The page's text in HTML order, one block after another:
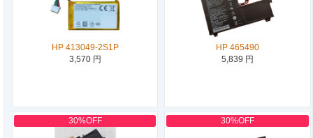
HP 413049-2S1P
3,570 円
HP 465490
5,839 円
30%OFF 30%OFF